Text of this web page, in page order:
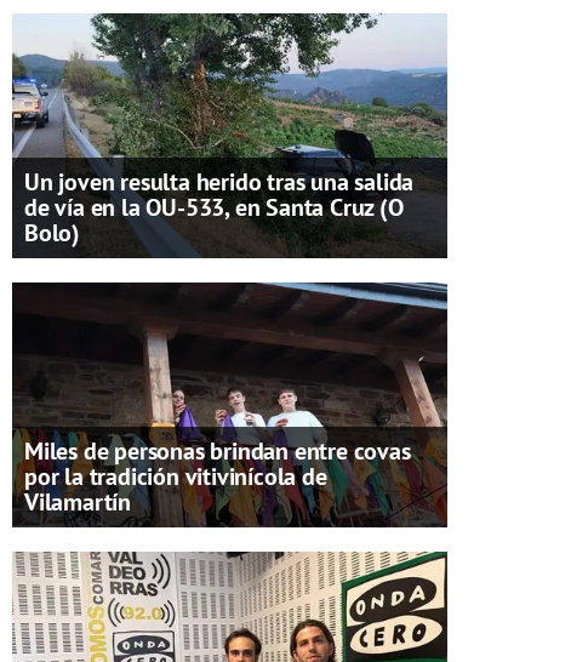
Un joven resulta herido tras una salida
de vía en la OU-533, en Santa Cruz (O
Bolo)
Miles de personas brindan entre covas
por la tradición vitivinícola de
Vilamartín